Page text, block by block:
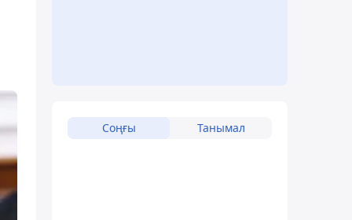
Соңғы Танымал